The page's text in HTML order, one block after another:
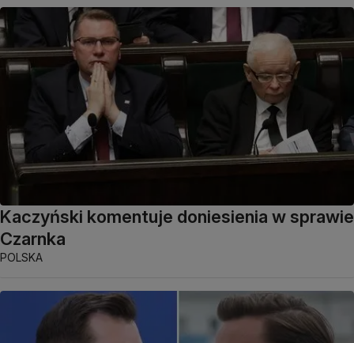
Kaczyński komentuje doniesienia w sprawie
Czarnka
POLSKA